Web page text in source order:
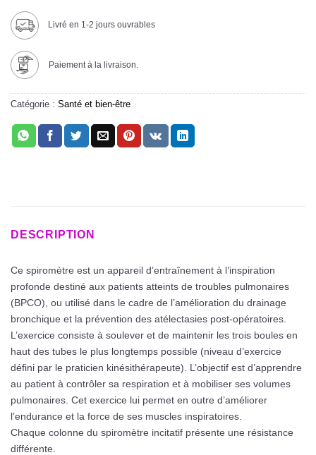
Livré en 1-2 jours ouvrables
Paiement à la livraison.
Catégorie : Santé et bien-être
DESCRIPTION
Ce spiromètre est un appareil d’entraînement à l’inspiration
profonde destiné aux patients atteints de troubles pulmonaires
(BPCO), ou utilisé dans le cadre de l’amélioration du drainage
bronchique et la prévention des atélectasies post-opératoires.
L’exercice consiste à soulever et de maintenir les trois boules en
haut des tubes le plus longtemps possible (niveau d’exercice
défini par le praticien kinésithérapeute). L’objectif est d’apprendre
au patient à contrôler sa respiration et à mobiliser ses volumes
pulmonaires. Cet exercice lui permet en outre d’améliorer
l’endurance et la force de ses muscles inspiratoires.
Chaque colonne du spiromètre incitatif présente une résistance
différente.